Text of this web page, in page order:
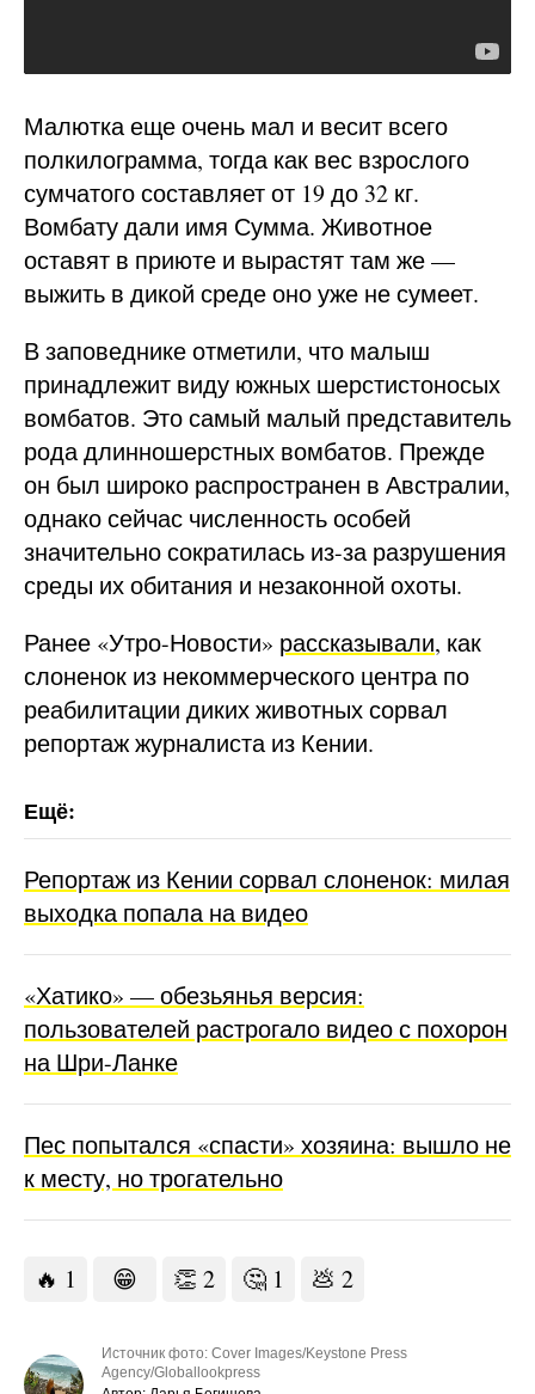
Малютка еще очень мал и весит всего
полкилограмма, тогда как вес взрослого
сумчатого составляет от 19 до 32 кг.
Вомбату дали имя Сумма. Животное
оставят в приюте и вырастят там же —
выжить в дикой среде оно уже не сумеет.
В заповеднике отметили, что малыш
принадлежит виду южных шерстистоносых
вомбатов. Это самый малый представитель
рода длинношерстных вомбатов. Прежде
он был широко распространен в Австралии,
однако сейчас численность особей
значительно сократилась из-за разрушения
среды их обитания и незаконной охоты.
Ранее «Утро-Новости» рассказывали, как
слоненок из некоммерческого центра по
реабилитации диких животных сорвал
репортаж журналиста из Кении.
Репортаж из Кении сорвал слоненок: милая
выходка попала на видео
«Хатико» — обезьянья версия:
пользователей растрогало видео с похорон
на Шри-Ланке
Пес попытался «спасти» хозяина: вышло не
к месту, но трогательно
🔥 1 😁 👏 2 🤔 1 💩 2
Источник фото: Cover Images/Keystone Press
Agency/Globallookpress